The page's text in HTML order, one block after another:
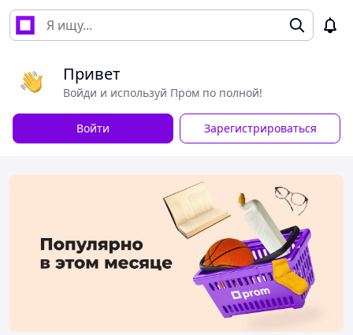
Привет
Войди и используй Пром по полной!
Войти Зарегистрироваться